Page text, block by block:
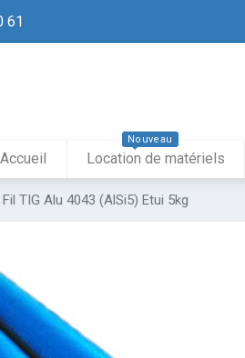
61
Accueil Location de matériels
Nouveau
Fil TIG Alu 4043 (AlSi5) Etui 5kg